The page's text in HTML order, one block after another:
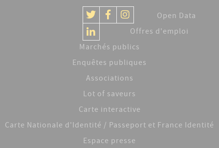
Open Data
Offres d'emploi
Marchés publics
Enquêtes publiques
Associations
Lot of saveurs
Carte interactive
Carte Nationale d'Identité / Passeport et France Identité
Espace presse